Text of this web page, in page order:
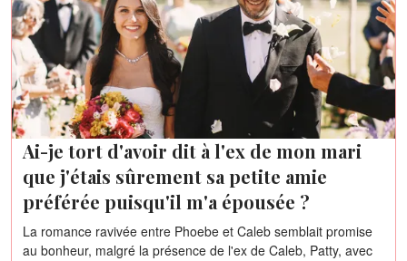
Ai-je tort d'avoir dit à l'ex de mon mari
que j'étais sûrement sa petite amie
préférée puisqu'il m'a épousée ?
La romance ravivée entre Phoebe et Caleb semblait promise
au bonheur, malgré la présence de l'ex de Caleb, Patty, avec